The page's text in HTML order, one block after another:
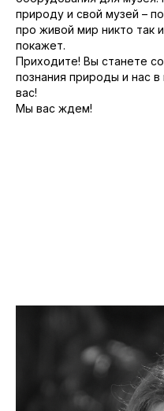
природу и свой музей –
про живой мир никто так
покажет.
Приходите! Вы станете
познания природы и нас
вас!
Мы вас ждем!